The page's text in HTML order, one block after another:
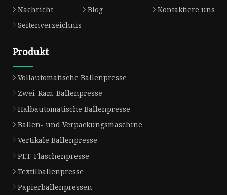
Nachricht
Blog
Kontaktiere uns
Seitenverzeichnis
Produkt
Vollautomatische Ballenpresse
Zwei-Ram-Ballenpresse
Halbautomatische Ballenpresse
Ballen- und Verpackungsmaschine
Vertikale Ballenpresse
PET-Flaschenpresse
Textilballenpresse
Papierballenpressen